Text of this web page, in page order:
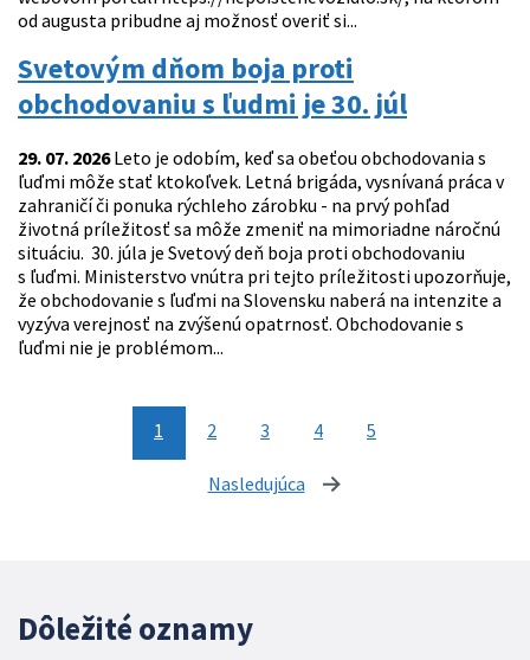
od augusta pribudne aj možnosť overiť si...
Svetovým dňom boja proti
obchodovaniu s ľudmi je 30. júl
29. 07. 2026Leto je odobím, keď sa obeťou obchodovania s
ľuďmi môže stať ktokoľvek. Letná brigáda, vysnívaná práca v
zahraničí či ponuka rýchleho zárobku - na prvý pohľad
životná príležitosť sa môže zmeniť na mimoriadne náročnú
situáciu. 30. júla je Svetový deň boja proti obchodovaniu
s ľuďmi. Ministerstvo vnútra pri tejto príležitosti upozorňuje,
že obchodovanie s ľuďmi na Slovensku naberá na intenzite a
vyzýva verejnosť na zvýšenú opatrnosť. Obchodovanie s
ľuďmi nie je problémom...
1 2 3 4 5
Nasledujúca stránka
Dôležité oznamy